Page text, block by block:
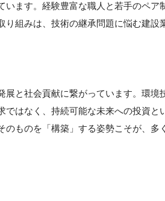
ます。経験豊富な職人と若手のペア
り組みは、技術の継承問題に悩む建設
展と社会貢献に繋がっています。環境
はなく、持続可能な未来への投資と
ものを「構築」する姿勢こそが、多く